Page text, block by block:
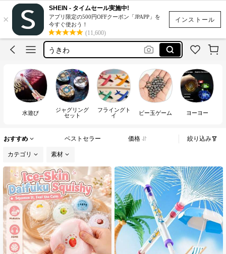
インストール
×
SHEIN - タイムセール実施中!
アプリ限定の500円OFFクーポン「JPAPP」を
今すぐ使おう！
(11,600)
水着
シャボン玉
うきわ
トイストーリー
水着
シャボン玉
水遊び ジャグリング
セット
フライングト
イ ビー玉ゲーム ヨーヨー
おすすめ ベストセラー 価格 絞り込み
カテゴリ 素材